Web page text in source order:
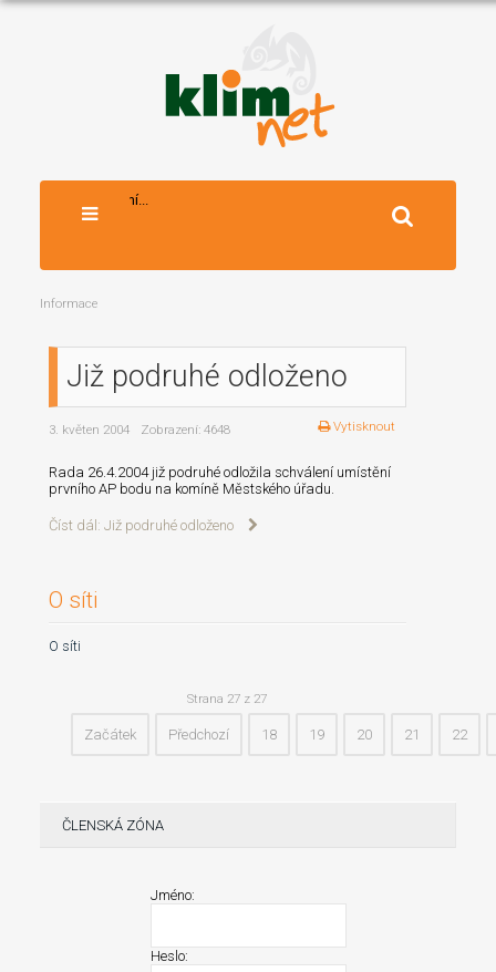
Vyhledávání...
Informace
Již podruhé odloženo
3. květen 2004 Zobrazení: 4648 Vytisknout
Rada 26.4.2004 již podruhé odložila schválení umístění
prvního AP bodu na komíně Městského úřadu.
Číst dál: Již podruhé odloženo
O síti
O síti
Strana 27 z 27
Začátek Předchozí 18 19 20 21 22
ČLENSKÁ ZÓNA
Jméno:
Heslo: